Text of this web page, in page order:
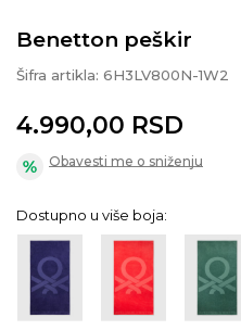
Benetton peškir
Šifra artikla: 6H3LV800N-1W2
4.990,00 RSD
Obavesti me o sniženju
Dostupno u više boja: